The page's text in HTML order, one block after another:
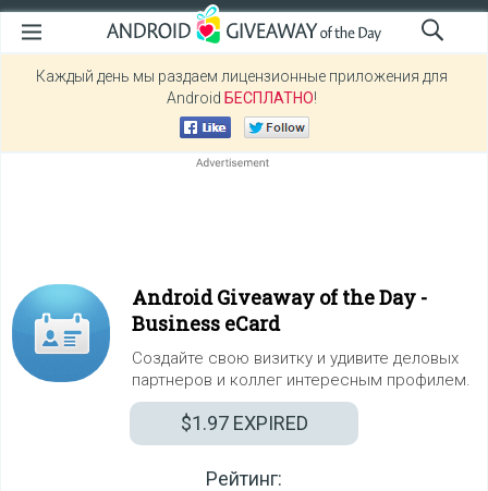
Каждый день мы раздаем лицензионные приложения для
Android БЕСПЛАТНО!
Android Giveaway of the Day -
Business eCard
Создайте свою визитку и удивите деловых
партнеров и коллег интересным профилем.
$1.97EXPIRED
Рейтинг: